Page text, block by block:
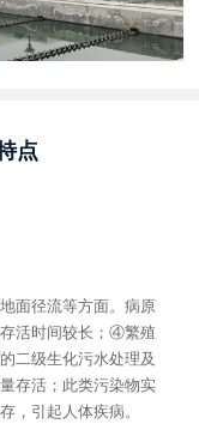
点
面径流等方面。病原
活时间较长；④繁殖
二级生化污水处理及
存活；此类污染物实
，引起人体疾病。